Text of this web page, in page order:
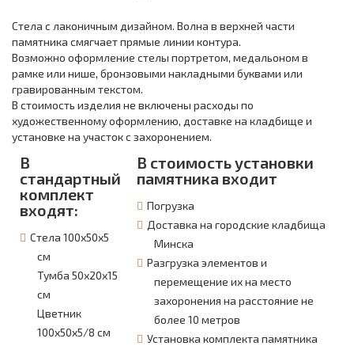
Стела с лаконичным дизайном. Волна в верхней части
памятника смягчает прямые линии контура.
Возможно оформление стелы портретом, медальоном в
рамке или нише, бронзовыми накладными буквами или
гравированным текстом.
В стоимость изделия не включены расходы по
художественному оформлению, доставке на кладбище и
установке на участок с захоронением.
В
стандартный
комплект
входят:
Стела 100х50х5
см
Тумба 50х20х15
см
Цветник
100х50х5/8 см
В стоимость установки
памятника входит
Погрузка
Доставка на городские кладбища
Минска
Разгрузка элементов и
перемещение их на место
захоронения на расстояние не
более 10 метров
Установка комплекта памятника